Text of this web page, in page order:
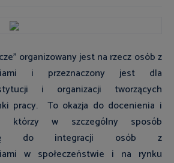
organizowany jest na rzecz osób z
i przeznaczony jest dla
i organizacji tworzących
pracy. To okazja do docenienia i
którzy w szczególny sposób
się do integracji osób z
w społeczeństwie i na rynku